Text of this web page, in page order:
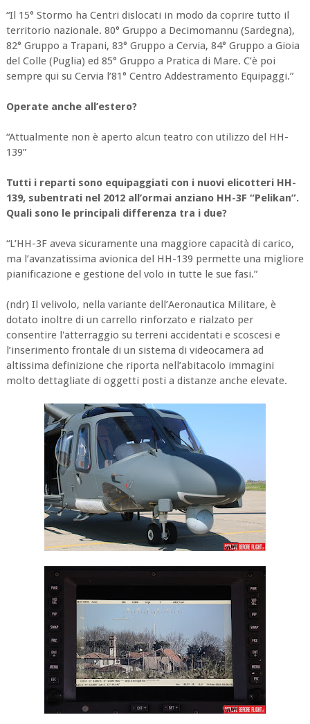
“Il 15° Stormo ha Centri dislocati in modo da coprire tutto il
territorio nazionale. 80° Gruppo a Decimomannu (Sardegna),
82° Gruppo a Trapani, 83° Gruppo a Cervia, 84° Gruppo a Gioia
del Colle (Puglia) ed 85° Gruppo a Pratica di Mare. C’è poi
sempre qui su Cervia l’81° Centro Addestramento Equipaggi.”
Operate anche all’estero?
“Attualmente non è aperto alcun teatro con utilizzo del HH-
139”
Tutti i reparti sono equipaggiati con i nuovi elicotteri HH-
139, subentrati nel 2012 all’ormai anziano HH-3F “Pelikan”.
Quali sono le principali differenza tra i due?
“L’HH-3F aveva sicuramente una maggiore capacità di carico,
ma l’avanzatissima avionica del HH-139 permette una migliore
pianificazione e gestione del volo in tutte le sue fasi.”
(ndr) Il velivolo, nella variante dell’Aeronautica Militare, è
dotato inoltre di un carrello rinforzato e rialzato per
consentire l'atterraggio su terreni accidentati e scoscesi e
l’inserimento frontale di un sistema di videocamera ad
altissima definizione che riporta nell’abitacolo immagini
molto dettagliate di oggetti posti a distanze anche elevate.